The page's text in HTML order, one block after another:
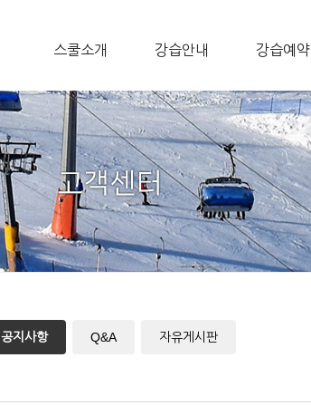
스쿨소개 강습안내 강습예약
공지사항 Q&A 자유게시판